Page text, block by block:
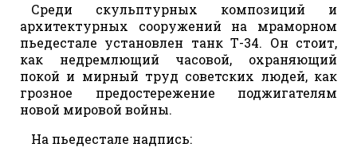
Среди скульптурных композиций и
архитектурных сооружений на мраморном
пьедестале установлен танк Т-34. Он стоит,
как недремлющий часовой, охраняющий
покой и мирный труд советских людей, как
грозное предостережение поджигателям
новой мировой войны.
На пьедестале надпись: